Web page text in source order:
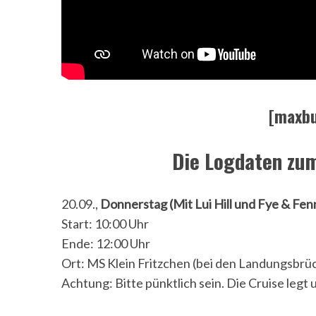
Die Logdaten
20.09., Donnerstag (Mit Lui Hill und Fye &
Start: 10:00 Uhr
Ende: 12:00 Uhr
Ort: MS Klein Fritzchen (bei den
Achtung: Bitte pünktlich sein. Die Cruise legt